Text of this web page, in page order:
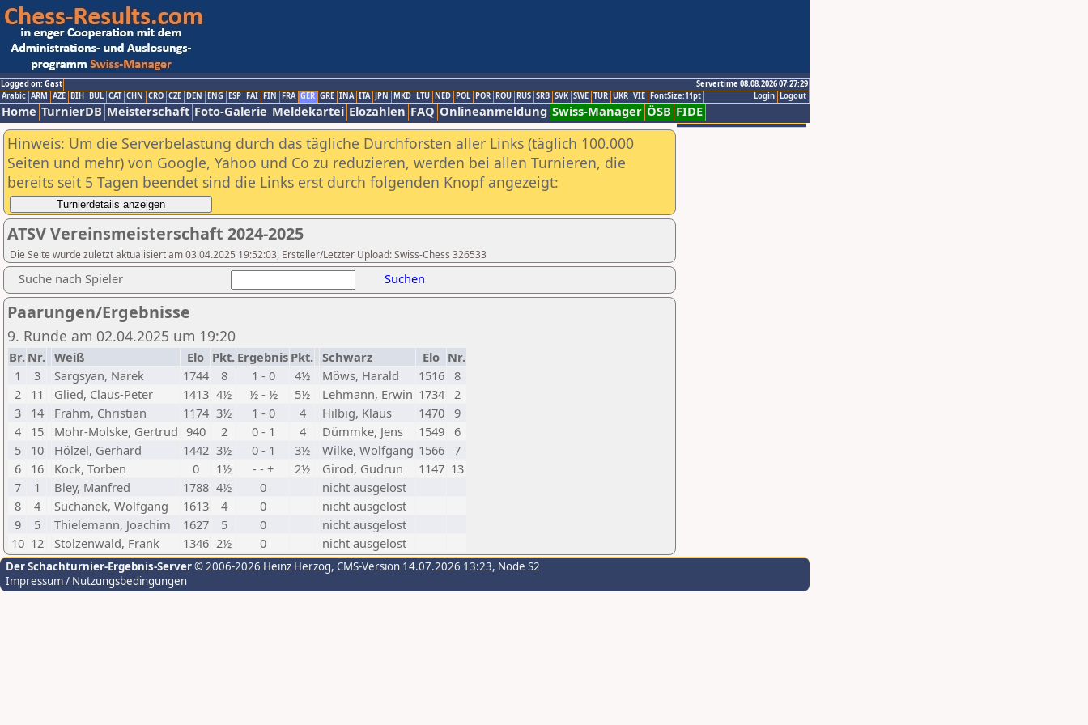
Logged on: Gast
Servertime 08.08.2026 07:27:29
Logout
Login
Arabic ARM AZE BIH BUL CAT CHN CRO CZE DEN ENG ESP FAI FIN FRA GER GRE INA ITA JPN MKD LTU NED POL POR ROU RUS SRB SVK SWE TUR UKR VIE FontSize:11pt
Home TurnierDB Meisterschaft Foto-Galerie Meldekartei Elozahlen FAQ Onlineanmeldung Swiss-Manager ÖSB FIDE
Hinweis: Um die Serverbelastung durch das tägliche Durchforsten aller Links (täglich 100.000
Seiten und mehr) von Google, Yahoo und Co zu reduzieren, werden bei allen Turnieren, die
bereits seit 5 Tagen beendet sind die Links erst durch folgenden Knopf angezeigt:
ATSV Vereinsmeisterschaft 2024-2025
Die Seite wurde zuletzt aktualisiert am 03.04.2025 19:52:03, Ersteller/Letzter Upload: Swiss-Chess 326533
Suche nach Spieler Suchen
Paarungen/Ergebnisse
9. Runde am 02.04.2025 um 19:20
Br. Nr. Weiß Elo Pkt. Ergebnis Pkt. Schwarz Elo Nr.
1
3 Sargsyan, Narek 1744 8 1 - 0 4½ Möws, Harald 1516 8
2
11 Glied, Claus-Peter 1413 4½ ½ - ½ 5½ Lehmann, Erwin 1734 2
3
14 Frahm, Christian 1174 3½ 1 - 0 4 Hilbig, Klaus 1470 9
4
15 Mohr-Molske, Gertrud 940 2 0 - 1 4 Dümmke, Jens 1549 6
5
10 Hölzel, Gerhard 1442 3½ 0 - 1 3½ Wilke, Wolfgang 1566 7
6
16 Kock, Torben 0 1½ - - + 2½ Girod, Gudrun 1147 13
7
1 Bley, Manfred 1788 4½ 0
nicht ausgelost
8
4 Suchanek, Wolfgang 1613 4 0
nicht ausgelost
9
5 Thielemann, Joachim 1627 5 0
nicht ausgelost
10 12 Stolzenwald, Frank 1346 2½ 0 nicht ausgelost
Der Schachturnier-Ergebnis-Server© 2006-2026 Heinz Herzog, CMS-Version 14.07.2026 13:23, Node S2
Impressum / Nutzungsbedingungen